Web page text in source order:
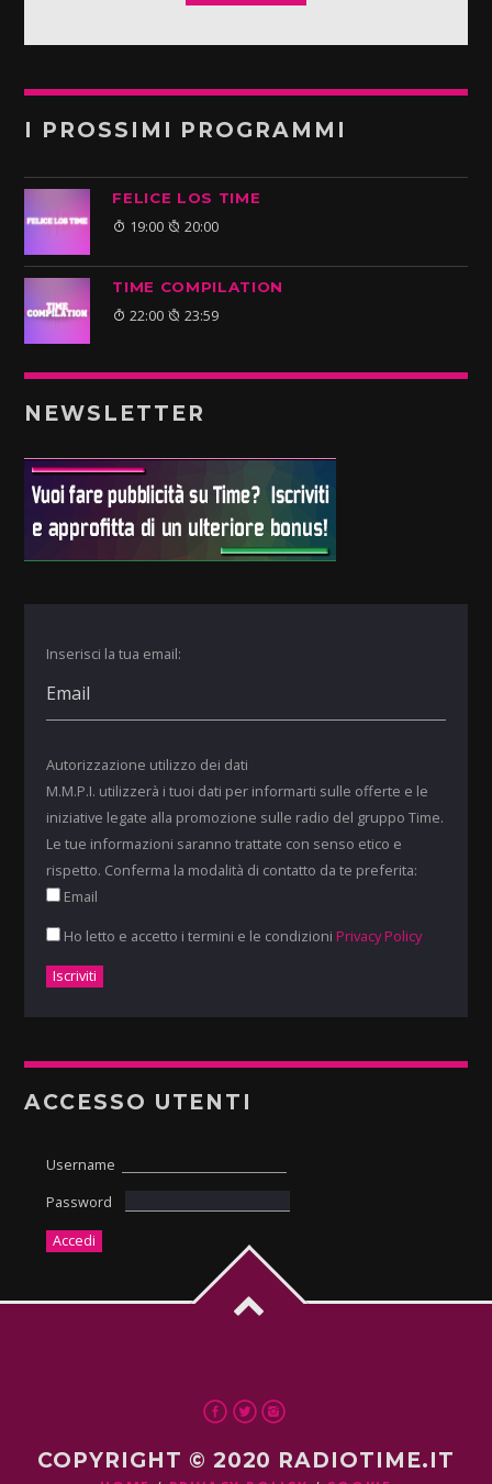
I PROSSIMI PROGRAMMI
FELICE LOS TIME
19:00 20:00
TIME COMPILATION
22:00 23:59
NEWSLETTER
Inserisci la tua email:
Autorizzazione utilizzo dei dati
M.M.P.I. utilizzerà i tuoi dati per informarti sulle offerte e le
iniziative legate alla promozione sulle radio del gruppo Time.
Le tue informazioni saranno trattate con senso etico e
rispetto. Conferma la modalità di contatto da te preferita:
Email
Ho letto e accetto i termini e le condizioni Privacy Policy
ACCESSO UTENTI
Username
Password
COPYRIGHT © 2020 RADIOTIME.IT